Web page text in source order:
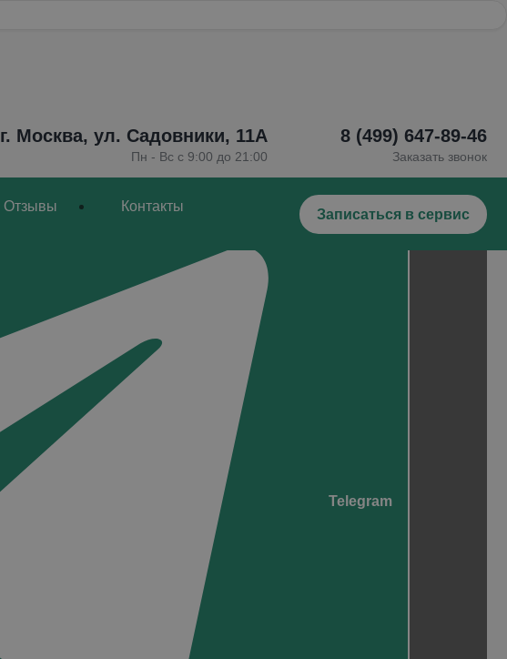
г. Москва, ул. Садовники, 11А
Пн - Вс с 9:00 до 21:00
8 (499) 647-89-46
Заказать звонок
Отзывы Контакты Записаться в сервис
Telegram